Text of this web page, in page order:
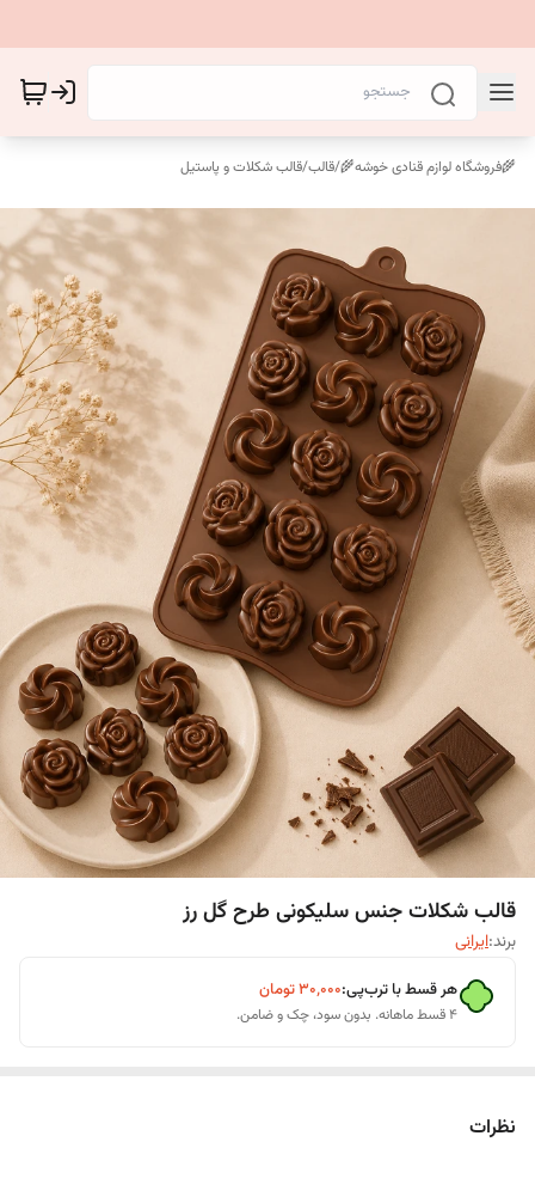
🌾فروشگاه لوازم قنادی خوشه🌾/قالب/قالب شکلات و پاستیل
قالب شکلات جنس سلیکونی طرح گل رز
برند:ایرانی
هر قسط با ترب‌پی:۳۰٬۰۰۰تومان
۴ قسط ماهانه. بدون سود، چک و ضامن.
نظرات